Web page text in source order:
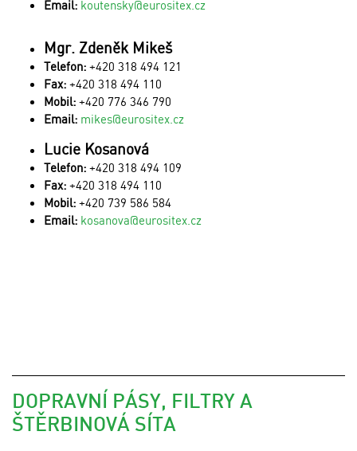
Email: koutensky@eurositex.cz
Mgr. Zdeněk Mikeš
Telefon: +420 318 494 121
Fax: +420 318 494 110
Mobil: +420 776 346 790
Email: mikes@eurositex.cz
Lucie Kosanová
Telefon: +420 318 494 109
Fax: +420 318 494 110
Mobil: +420 739 586 584
Email: kosanova@eurositex.cz
DOPRAVNÍ PÁSY, FILTRY A
ŠTĚRBINOVÁ SÍTA